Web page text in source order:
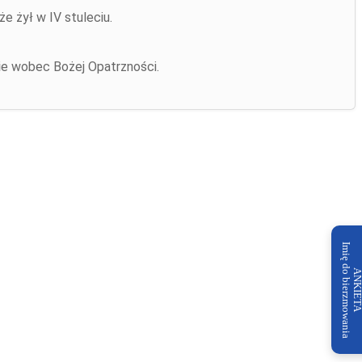
żył w IV stuleciu.
wobec Bożej Opatrzności.
Imię do bierzmowania